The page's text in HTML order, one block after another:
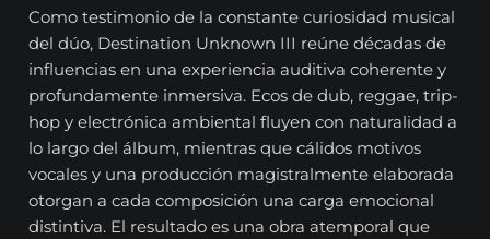
Como testimonio de la constante curiosidad musical
del dúo, Destination Unknown III reúne décadas de
influencias en una experiencia auditiva coherente y
profundamente inmersiva. Ecos de dub, reggae, trip-
hop y electrónica ambiental fluyen con naturalidad a
lo largo del álbum, mientras que cálidos motivos
vocales y una producción magistralmente elaborada
otorgan a cada composición una carga emocional
distintiva. El resultado es una obra atemporal que